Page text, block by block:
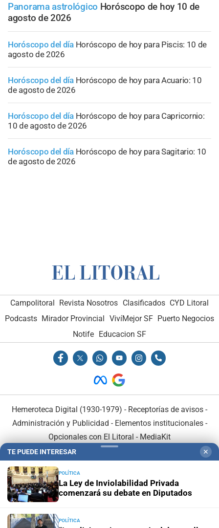
Panorama astrológico Horóscopo de hoy 10 de
agosto de 2026
Horóscopo del día Horóscopo de hoy para Piscis: 10 de
agosto de 2026
Horóscopo del día Horóscopo de hoy para Acuario: 10
de agosto de 2026
Horóscopo del día Horóscopo de hoy para Capricornio:
10 de agosto de 2026
Horóscopo del día Horóscopo de hoy para Sagitario: 10
de agosto de 2026
Campolitoral Revista Nosotros Clasificados CYD Litoral
Podcasts Mirador Provincial VivíMejor SF Puerto Negocios
Notife
Educacion SF
Hemeroteca Digital (1930-1979) - Receptorías de avisos -
Administración y Publicidad - Elementos institucionales-
Opcionales con El Litoral - MediaKit
TE PUEDE INTERESAR ✕
POLÍTICA
La Ley de Inviolabilidad Privada
comenzará su debate en Diputados
POLÍTICA